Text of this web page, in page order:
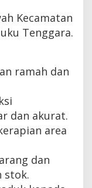
Kecamatan
Tenggara.
ramah dan
dan akurat.
area
dan
stok.